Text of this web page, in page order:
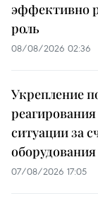
эффективно
роль
08/08/2026 02:36
Укрепление
ситуации за
оборудования
07/08/2026 17:05